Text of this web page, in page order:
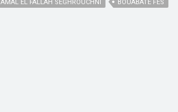
AMAL EL FALLAH SEGHROUCHNI BOUABATE FÈS